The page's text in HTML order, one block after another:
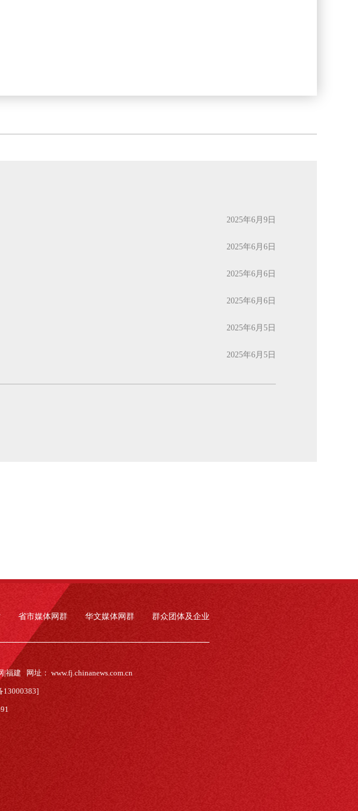
2025年6月9日
2025年6月6日
2025年6月6日
2025年6月6日
2025年6月5日
2025年6月5日
省市媒体网群 华文媒体网群 群众团体及企业
|福建 网址： www.fj.chinanews.com.cn
13000383]